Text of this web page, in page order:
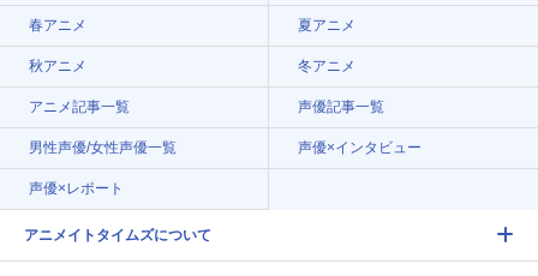
春アニメ 夏アニメ
秋アニメ 冬アニメ
アニメ記事一覧 声優記事一覧
男性声優/女性声優一覧 声優×インタビュー
声優×レポート
アニメイトタイムズについて